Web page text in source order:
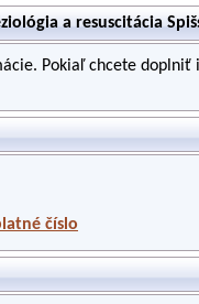
a resuscitácia
Pokiaľ chcete
číslo